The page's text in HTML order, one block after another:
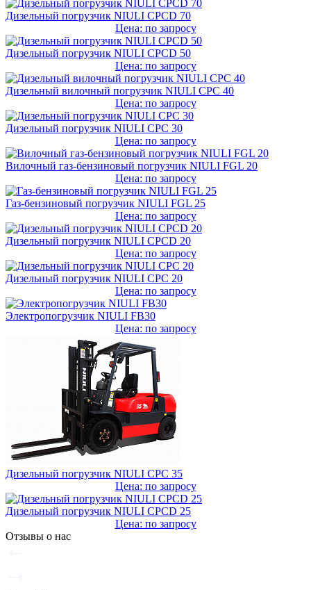
Дизельный погрузчик NIULI CPCD 70
Цена: по запросу
Дизельный погрузчик NIULI CPCD 50
Цена: по запросу
Дизельный вилочный погрузчик NIULI CPC 40
Цена: по запросу
Дизельный погрузчик NIULI CPC 30
Цена: по запросу
Вилочный газ-бензиновый погрузчик NIULI FGL 20
Цена: по запросу
Газ-бензиновый погрузчик NIULI FGL 25
Цена: по запросу
Дизельный погрузчик NIULI CPCD 20
Цена: по запросу
Дизельный погрузчик NIULI CPC 20
Цена: по запросу
Электропогрузчик NIULI FB30
Цена: по запросу
Дизельный погрузчик NIULI CPC 35
Цена: по запросу
Дизельный погрузчик NIULI CPCD 25
Цена: по запросу
Отзывы о нас